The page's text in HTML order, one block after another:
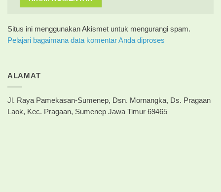
Situs ini menggunakan Akismet untuk mengurangi spam.
Pelajari bagaimana data komentar Anda diproses
ALAMAT
Jl. Raya Pamekasan-Sumenep, Dsn. Mornangka, Ds. Pragaan
Laok, Kec. Pragaan, Sumenep Jawa Timur 69465